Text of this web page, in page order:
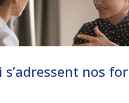
s’adressent nos